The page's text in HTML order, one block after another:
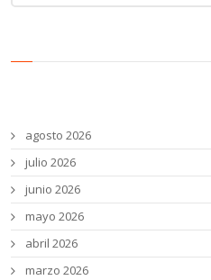
noticias
agosto 2026
julio 2026
junio 2026
mayo 2026
abril 2026
marzo 2026